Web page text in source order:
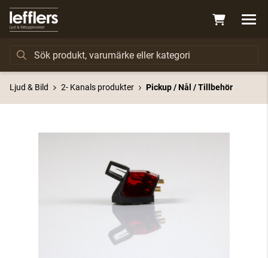
Ljud & Bild 2- Kanals produkter Pickup / Nål / Tillbehör